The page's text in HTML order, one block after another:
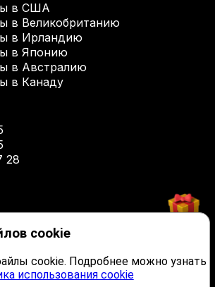
в США
в Великобританию
в Ирландию
в Японию
в Австралию
в Канаду
28
cookie
cookie. Подробнее можно узнать
использования cookie